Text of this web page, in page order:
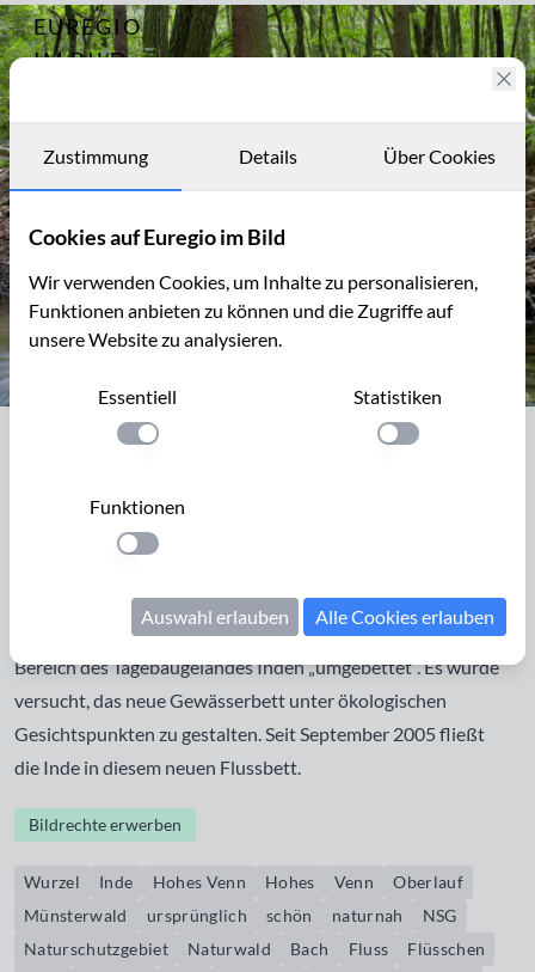
EUREGIO
IM BILD
Archiv
Kontakt
Archiv 1342
Die Inde im Münsterwald, Nordeifel
Die Inde im Münsterwald, Nordeifel
Die Inde entspringt im Hohen Venn in der Nähe von Raeren
in Ostbelgien. Ihr Oberlauf im Münsterwald ist sehr
von 42 km bis zur Mündung in die Rur wird die Inde ab
Stolberg mit industriellen Abwässern belastet und im
Bereich des Tagebaugeländes Inden „umgebettet“. Es wurde
versucht, das neue Gewässerbett unter ökologischen
Gesichtspunkten zu gestalten. Seit September 2005 fließt
die Inde in diesem neuen Flussbett.
Bildrechte erwerben
Wurzel Inde Hohes Venn Hohes Venn
Oberlauf
Münsterwald
ursprünglich schön naturnah
NSG
Naturschutzgebiet
Naturwald Bach Fluss
Flüsschen
Zustimmung Details Über Cookies
Cookies auf Euregio im Bild
Wir verwenden Cookies, um Inhalte zu personalisieren,
Funktionen anbieten zu können und die Zugriffe auf
unsere Website zu analysieren.
Essentiell
Einstellung anwenden
Statistiken
Einstellung
Funktionen
Einstellung anwenden
Auswahl erlauben Alle Cookies erlauben